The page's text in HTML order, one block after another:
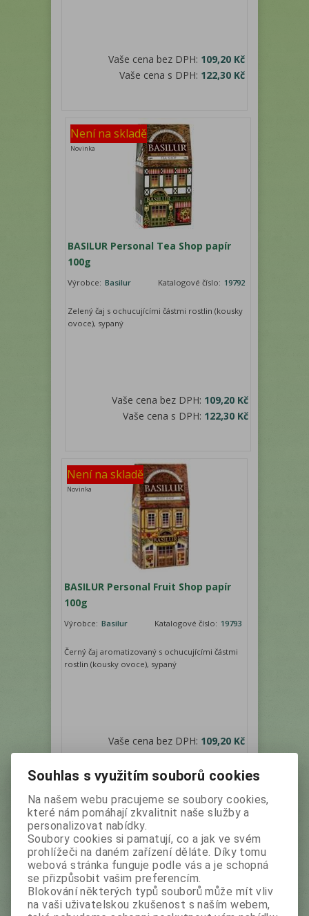
Vaše cena bez DPH: 109,20 Kč
Vaše cena s DPH: 122,30 Kč
Není na skladě
Novinka
BASILUR Personal Tea Shop papír
100g
Výrobce: Basilur Katalogové číslo: 19792
Zelený čaj s ochucujícími částmi rostlin (kousky
ovoce), sypaný
Vaše cena bez DPH: 109,20 Kč
Vaše cena s DPH: 122,30 Kč
Není na skladě
Novinka
BASILUR Personal Fruit Shop papír
100g
Výrobce: Basilur Katalogové číslo: 19793
Černý čaj aromatizovaný s ochucujícími částmi
rostlin (kousky ovoce), sypaný
Vaše cena bez DPH: 109,20 Kč
Vaše cena s DPH:122,30 Kč
Není na skladě
Novinka
Výprodej
Souhlas s využitím souborů cookies
Na našem webu pracujeme se soubory cookies,
které nám pomáhají zkvalitnit naše služby a
personalizovat nabídky.
Soubory cookies si pamatují, co a jak ve svém
prohlížeči na daném zařízení děláte. Díky tomu
webová stránka funguje podle vás a je schopná
se přizpůsobit vašim preferencím.
Blokování některých typů souborů může mít vliv
na vaši uživatelskou zkušenost s naším webem,